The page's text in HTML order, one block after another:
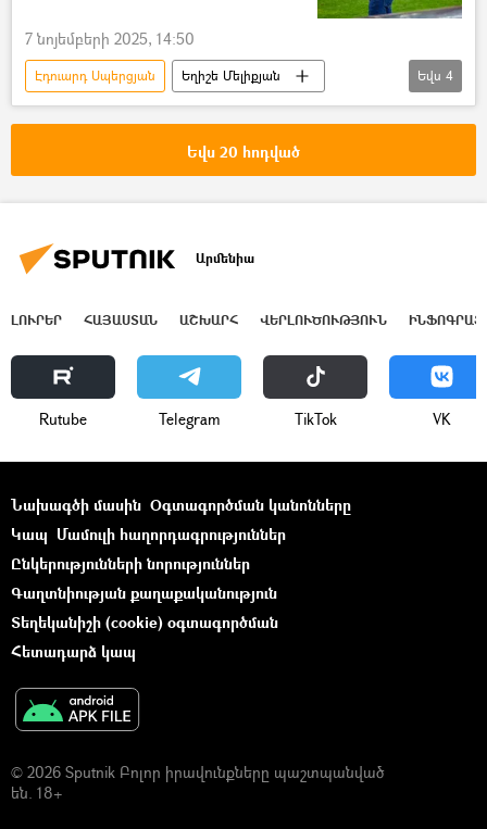
7 նոյեմբերի 2025, 14:50
Էդուարդ Սպերցյան
Եղիշե Մելիքյան
Հայաստանի ազգային հավաքական
Հենրիխ Մխիթարյան
Եվս 4
Եվս 20 հոդված
Արմենիա
ԼՈՒՐԵՐ ՀԱՅԱՍՏԱՆ ԱՇԽԱՐՀ ՎԵՐԼՈՒԾՈՒԹՅՈՒՆ
Rutube Telegram ТikТоk VK
Նախագծի մասին Օգտագործման կանոնները
Կապ Մամուլի հաղորդագրություններ
Ընկերությունների նորություններ
Գաղտնիության քաղաքականություն
Տեղեկանիշի (cookie) օգտագործման
Հետադարձ կապ
© 2026 Sputnik Բոլոր իրավունքները պաշտպանված
են. 18+